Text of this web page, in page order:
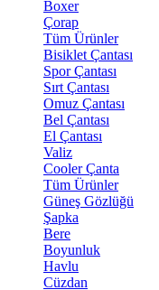
Boxer
Çorap
Tüm Ürünler
Bisiklet Çantası
Spor Çantası
Sırt Çantası
Omuz Çantası
Bel Çantası
El Çantası
Valiz
Cooler Çanta
Tüm Ürünler
Güneş Gözlüğü
Şapka
Bere
Boyunluk
Havlu
Cüzdan